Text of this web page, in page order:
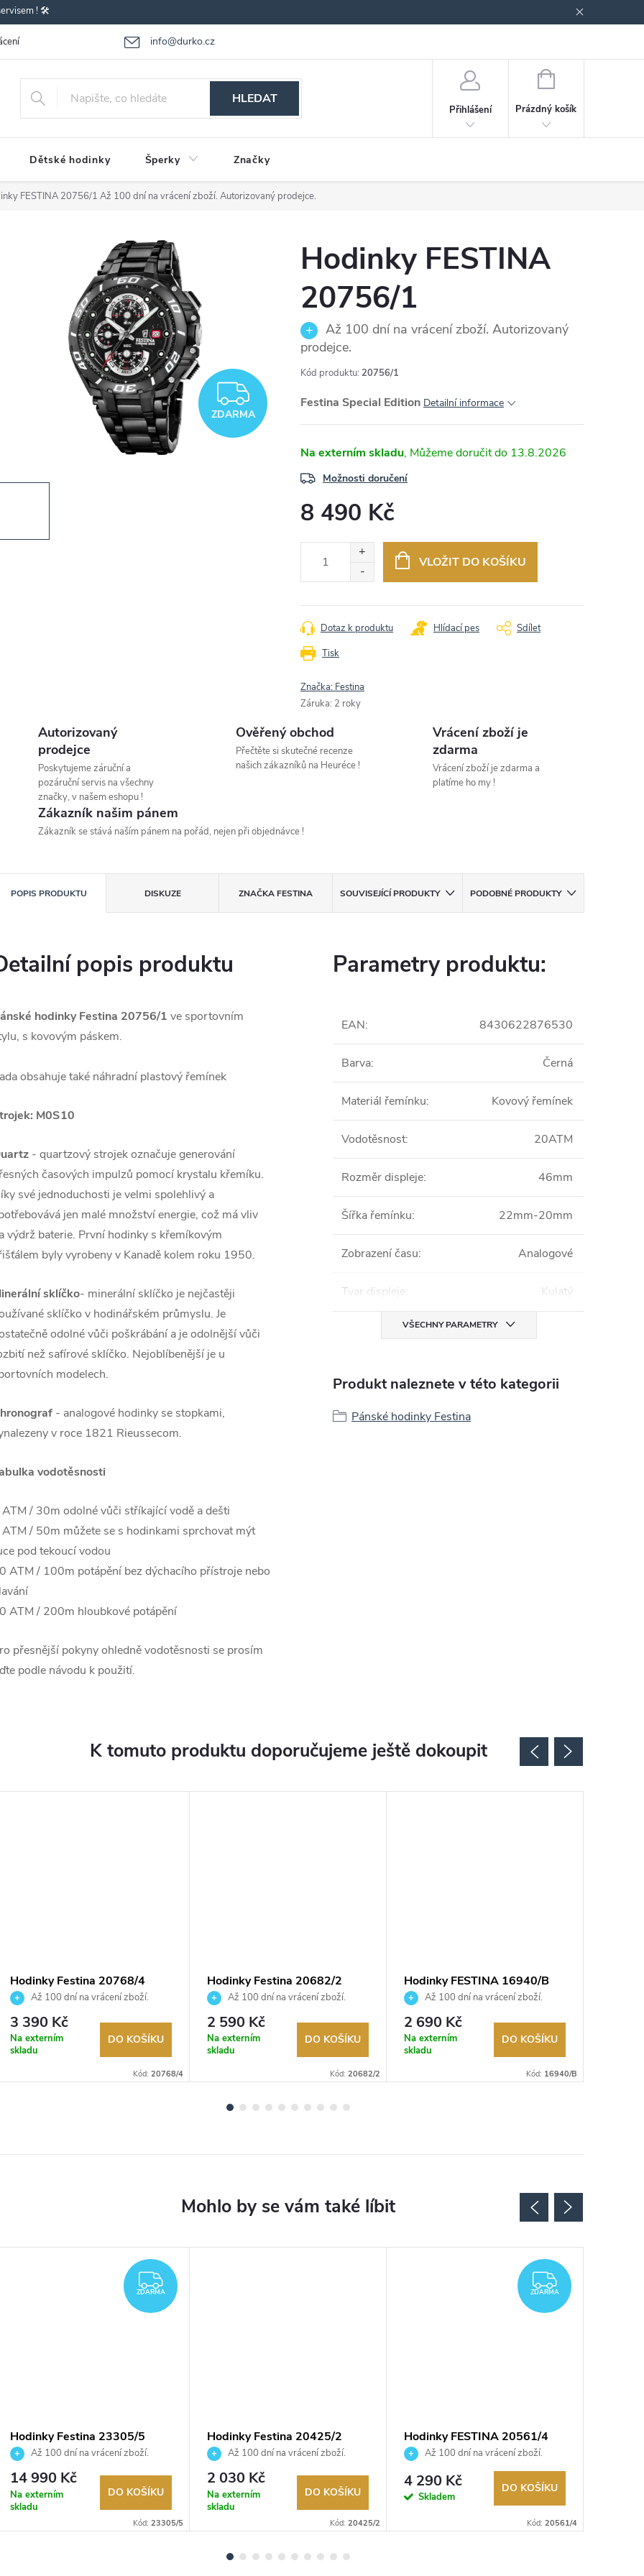
! 🛠️
info@durko.cz
- výměna zboží Reklamace zboží Obchodní podmínky
HLEDAT
Přihlášení
NÁKUPNÍ
Prázdný košík
Dětské hodinky Šperky Značky
FESTINA 20756/1 Až 100 dní na vrácení zboží. Autorizovaný prodejce.
ZDARMA
ZDARMA
Hodinky FESTINA
20756/1
Až 100 dní na vrácení zboží. Autorizovaný
prodejce.
Kód produktu: 20756/1
Festina Special Edition Detailní informace
Na externím skladu 13.8.2026
Možnosti doručení
8 490 Kč
VLOŽIT DO KOŠÍKU
Tisk
Dotaz k produktu Hlídací pes Sdílet
Značka: Festina
Záruka: 2 roky
Autorizovaný
prodejce
Poskytujeme záruční a
pozáruční servis na všechny
značky, v našem eshopu !
Ověřený obchod
Přečtěte si skutečné recenze
našich zákazníků na Heuréce !
Vrácení zboží je
zdarma
Vrácení zboží je zdarma a
platíme ho my !
Zákazník našim pánem
Zákazník se stává naším pánem na pořád, nejen při objednávce !
POPIS PRODUKTU DISKUZE ZNAČKA FESTINA SOUVISEJÍCÍ PRODUKTY PODOBNÉ PRODUKTY
popis produktu
hodinky Festina 20756/1 ve sportovním
s kovovým páskem.
obsahuje také náhradní plastový řemínek
M0S10
- quartzový strojek označuje generování
časových impulzů pomocí krystalu křemíku.
své jednoduchosti je velmi spolehlivý a
jen malé množství energie, což má vliv
výdrž baterie. První hodinky s křemíkovým
byly vyrobeny v Kanadě kolem roku 1950.
sklíčko- minerální sklíčko je nejčastěji
sklíčko v hodinářském průmyslu. Je
odolné vůči poškrábání a je odolnější vůči
než safírové sklíčko. Nejoblíbenější je u
modelech.
- analogové hodinky se stopkami,
v roce 1821 Rieussecom.
vodotěsnosti
/ 30m odolné vůči stříkající vodě a dešti
/ 50m můžete se s hodinkami sprchovat mýt
pod tekoucí vodou
ATM / 100m potápění bez dýchacího přístroje nebo
ATM / 200m hloubkové potápění
přesnější pokyny ohledně vodotěsnosti se prosím
podle návodu k použití.
Parametry produktu:
EAN: 8430622876530
Barva: Černá
Materiál řemínku: Kovový řemínek
Vodotěsnost: 20ATM
Rozměr displeje: 46mm
Šířka řemínku: 22mm-20mm
Zobrazení času: Analogové
Tvar displeje: Kulatý
VŠECHNY PARAMETRY
Produkt naleznete v této kategorii
Pánské hodinky Festina
K tomuto produktu doporučujeme ještě dokoupit
Hodinky Festina 20768/4
Až 100 dní na vrácení zboží.
Autorizovaný prodejce.
3 390 Kč
Na externím
skladu
DO KOŠÍKU
Kód: 20768/4
Hodinky Festina 20682/2
Až 100 dní na vrácení zboží.
Autorizovaný prodejce.
2 590 Kč
Na externím
skladu
DO KOŠÍKU
Kód: 20682/2
Hodinky FESTINA 16940/B
Až 100 dní na vrácení zboží.
Autorizovaný prodejce.
2 690 Kč
Na externím
skladu
DO KOŠÍKU
Kód: 16940/B
ZDARMA
ZDARMA
Hodinky Festina 23305/5
Až 100 dní na vrácení zboží.
Autorizovaný prodejce.
14 990 Kč
Na externím
skladu
DO KOŠÍKU
Kód: 23305/5
Hodinky Festina 20425/2
Až 100 dní na vrácení zboží.
Autorizovaný prodejce.
2 030 Kč
Na externím
skladu
DO KOŠÍKU
Kód: 20425/2
ZDARMA
ZDARMA
Hodinky FESTINA 20561/4
Až 100 dní na vrácení zboží.
Autorizovaný prodejce.
4 290 Kč
Skladem
DO KOŠÍKU
Kód: 20561/4